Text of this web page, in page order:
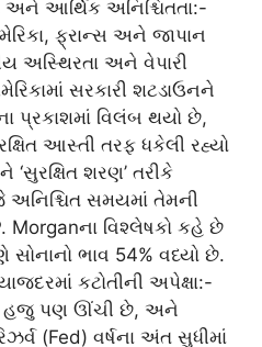
અને આર્થિક અનિશ્ચિતતા:-
ફ્રાન્સ અને જાપાન
અસ્થિરતા અને વેપારી
સરકારી શટડાઉનને
પ્રકાશમાં વિલંબ થયો છે,
આસ્તી તરફ ધકેલી રહ્યો
શરણ’ તરીકે
સમયમાં તેમની
Morganના વિશ્લેષકો કહે છે
ભાવ 54% વધ્યો છે.
કટોતીની અપેક્ષા:-
હજુ પણ ઊંચી છે, અને
(Fed) વર્ષના અંત સુધીમાં